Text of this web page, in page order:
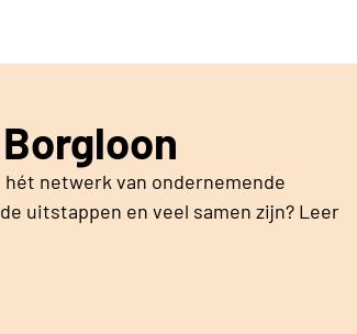
hét netwerk van ondernemende
uitstappen en veel samen zijn? Leer